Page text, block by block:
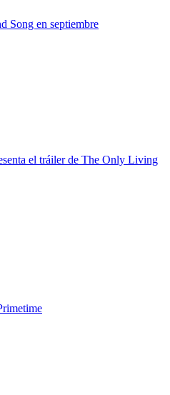
Song en septiembre
el tráiler de The Only Living